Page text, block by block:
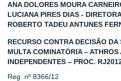
ANA DOLORES MOURA
LUCIANA PIRES DIAS -
ROBERTO TADEU ANTUNES
RECURSO CONTRA DECISÃO
MULTA COMINATÓRIA –
INDEPENDENTES – PROC.
Reg. nº 8366/12